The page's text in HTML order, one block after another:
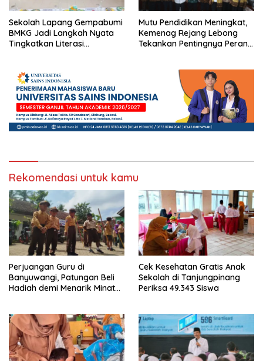
Sekolah Lapang Gempabumi
BMKG Jadi Langkah Nyata
Tingkatkan Literasi
Mutu Pendidikan Meningkat,
Kemenag Rejang Lebong
Tekankan Pentingnya Peran
Rekomendasi untuk kamu
Perjuangan Guru di
Banyuwangi, Patungan Beli
Hadiah demi Menarik Minat
Cek Kesehatan Gratis Anak
Sekolah di Tanjungpinang
Periksa 49.343 Siswa